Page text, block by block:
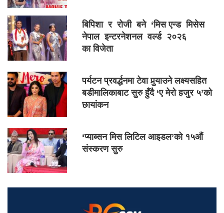
बिपिशा र रोजी बने ‘मिस एन्ड मिसेस
नेपाल इन्टरनेशनल वर्ल्ड २०२६
का विजेता
पर्यटन प्रवर्द्धनमा टेवा पुर्‍याउने लक्ष्यसहित
बडीमालिकाबाट सुरु हुँदै ‘ए मेरो हजुर ५’को
छायांकन
‘प्याब्सन मिस लिटिल आइडल’को १५औं
संस्करण सुरु